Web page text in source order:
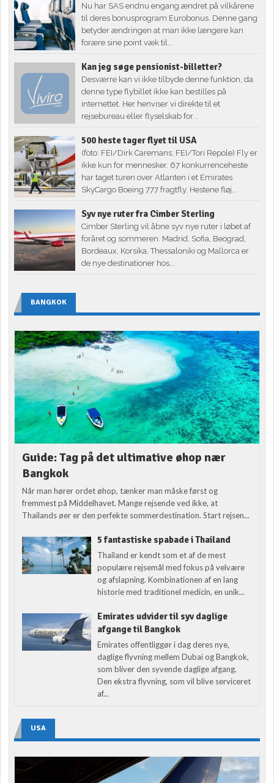
Nu har SAS endnu engang ændret på vilkårene
til deres bonusprogram Eurobonus. Denne gang
betyder ændringen at man ikke længere kan
forære sine point væk til...
Kan jeg søge pensionist-billetter?
Desværre kan vi ikke tilbyde denne funktion, da
denne type flybillet ikke kan bestilles på
internettet. Her henviser vi direkte til et
rejsebureau eller flyselskab for...
500 heste tager flyet til USA
(foto: FEI/Dirk Caremans; FEI/Tori Repole) Fly er
ikke kun for mennesker. 67 konkurrenceheste
har taget turen over Atlanten i et Emirates
SkyCargo Boeing 777 fragtfly. Hestene fløj...
Syv nye ruter fra Cimber Sterling
Cimber Sterling vil åbne syv nye ruter i løbet af
foråret og sommeren. Madrid, Sofia, Beograd,
Bordeaux, Korsika, Thessaloniki og Mallorca er
de nye destinationer hos...
BANGKOK
Guide: Tag på det ultimative øhop nær
Bangkok
Når man hører ordet øhop, tænker man måske først og
fremmest på Middelhavet. Mange rejsende ved ikke, at
Thailands øer er den perfekte sommerdestination. Start rejsen...
5 fantastiske spabade i Thailand
Thailand er kendt som et af de mest
populære rejsemål med fokus på velvære
og afslapning. Kombinationen af en lang
historie med traditionel medicin, en unik...
Emirates udvider til syv daglige
afgange til Bangkok
Emirates offentliggør i dag deres nye,
daglige flyvning mellem Dubai og Bangkok,
som bliver den syvende daglige afgang.
Den ekstra flyvning, som vil blive serviceret
af...
USA